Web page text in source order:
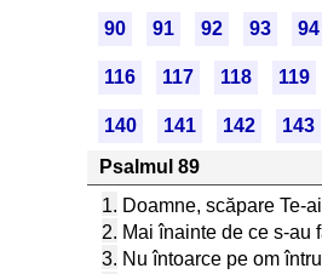
90 91 92 93 94
116 117 118 119
140 141 142 143
Psalmul 89
1. Doamne, scăpare Te-
2. Mai înainte de ce s-au
3. Nu întoarce pe om